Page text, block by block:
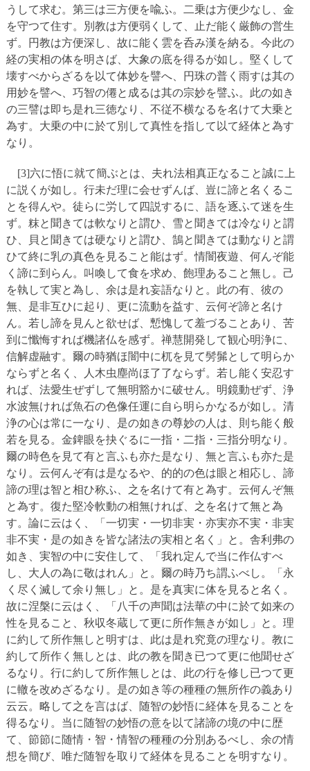
うして求む。第三は三方便を喩ふ。二乗は方便少なし、金
を守つて住す。別教は方便弱くして、止だ能く厳飾の営生
ず。円教は方便深し、故に能く雲を呑み漢を納る。今此の
経の実相の体を明さば、大象の底を得るが如し。堅くして
壊すべからざるを以て体妙を譬へ、円珠の普く雨すは其の
用妙を譬へ、巧智の僊と成るは其の宗妙を譬ふ。此の如き
の三譬は即ち是れ三徳なり、不従不横なるを名けて大乗と
為す。大乗の中に於て別して真性を指して以て経体と為す
なり。
[3]六に悟に就て簡ぶとは、夫れ法相真正なること誠に上
に説くが如し。行未だ理に会せずんば、豈に諦と名くるこ
とを得んや。徒らに労して四説するに、語を逐ふて迷を生
ず。粖と聞きては軟なりと謂ひ、雪と聞きては冷なりと謂
ひ、貝と聞きては硬なりと謂ひ、鵠と聞きては動なりと謂
ひて終に乳の真色を見ること能はず。情闇夜遊、何んぞ能
く諦に到らん。叫喚して食を求め、飽理あること無し。己
を執して実と為し、余は是れ妄語なりと。此の有、彼の
無、是非互ひに起り、更に流動を益す、云何ぞ諦と名け
ん。若し諦を見んと欲せば、慙愧して羞づることあり、苦
到に懺悔すれば機諸仏を感ず。禅慧開発して観心明浄に、
信解虚融す。爾の時猶ほ闇中に杌を見て髣髴として明らか
ならずと名く、人木虫塵尚ほ了了ならず。若し能く安忍す
れば、法愛生ぜずして無明豁かに破せん。明鏡動ぜず、浄
水波無ければ魚石の色像任運に自ら明らかなるが如し。清
浄の心は常に一なり、是の如きの尊妙の人は、則ち能く般
若を見る。金錍眼を抉ぐるに一指・二指・三指分明なり。
爾の時色を見て有と言ふも亦た是なり、無と言ふも亦た是
なり。云何んぞ有は是なるや、的的の色は眼と相応し、諦
諦の理は智と相ひ称ふ、之を名けて有と為す。云何んぞ無
と為す。復た堅冷軟動の相無ければ、之を名けて無と為
す。論に云はく、「一切実・一切非実・亦実亦不実・非実
非不実・是の如きを皆な諸法の実相と名く」と。舎利弗の
如き、実智の中に安住して、「我れ定んで当に作仏すべ
し、大人の為に敬はれん」と。爾の時乃ち謂ふべし。「永
く尽く滅して余り無し」と。是を真実に体を見ると名く。
故に涅槃に云はく、「八千の声聞は法華の中に於て如来の
性を見ること、秋収冬蔵して更に所作無きが如し」と。理
に約して所作無しと明すは、此は是れ究竟の理なり。教に
約して所作く無しとは、此の教を聞き已つて更に他聞せざ
るなり。行に約して所作無しとは、此の行を修し已つて更
に轍を改めざるなり。是の如き等の種種の無所作の義あり
云云。略して之を言はば、随智の妙悟に経体を見ることを
得るなり。当に随智の妙悟の意を以て諸諦の境の中に歴
て、節節に随情・智・情智の種種の分別あるべし、余の情
想を簡び、唯だ随智を取りて経体を見ることを明すなり。